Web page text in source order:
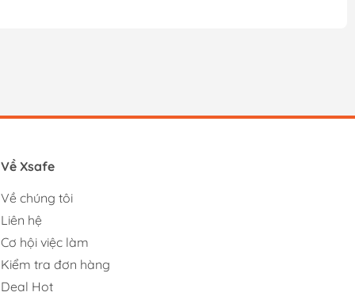
Về Xsafe
Về chúng tôi
Liên hệ
Cơ hội việc làm
Kiểm tra đơn hàng
Deal Hot